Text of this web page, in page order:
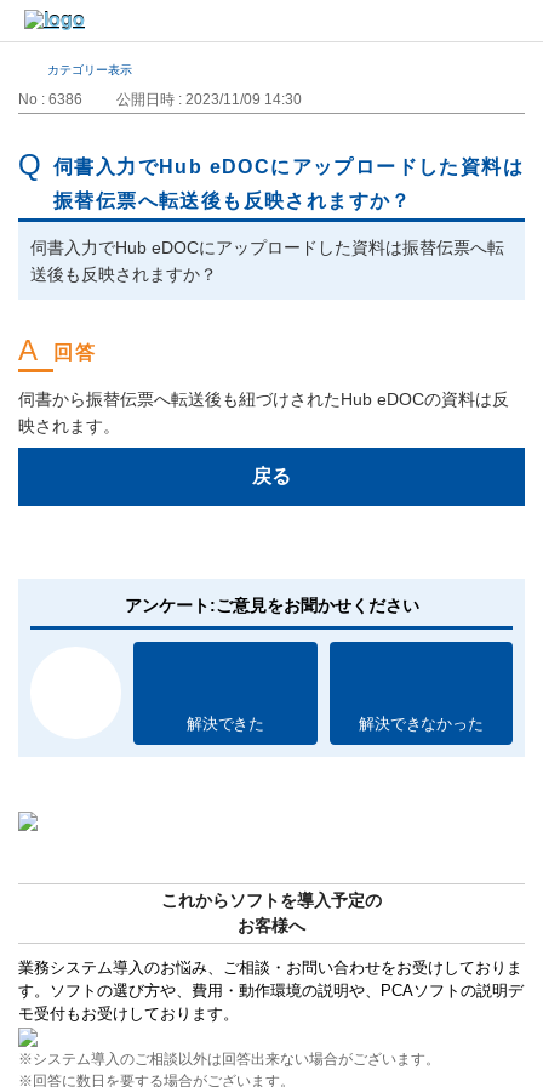
カテゴリー表示
No : 6386 公開日時 : 2023/11/09 14:30
伺書入力でHub eDOCにアップロードした資料は
振替伝票へ転送後も反映されますか？
伺書入力でHub eDOCにアップロードした資料は振替伝票へ転
送後も反映されますか？
伺書から振替伝票へ転送後も紐づけされたHub eDOCの資料は反
映されます。
戻る
アンケート:ご意見をお聞かせください
解決できた 解決できなかった
これからソフトを導入予定の
お客様へ
業務システム導入のお悩み、ご相談・お問い合わせをお受けしておりま
す。ソフトの選び方や、費用・動作環境の説明や、PCAソフトの説明デ
モ受付もお受けしております。
※システム導入のご相談以外は回答出来ない場合がございます。
※回答に数日を要する場合がございます。